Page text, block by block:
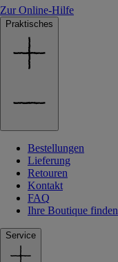
Zur Online-Hilfe
Praktisches
Bestellungen
Lieferung
Retouren
Kontakt
FAQ
Ihre Boutique finden
Service